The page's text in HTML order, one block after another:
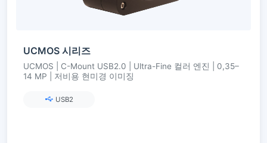
UCMOS 시리즈
UCMOS | C-Mount USB2.0 | Ultra-Fine 컬러 엔진 | 0,35–
14 MP | 저비용 현미경 이미징
USB2